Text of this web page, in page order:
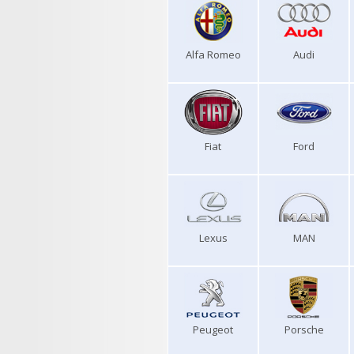
Alfa Romeo Audi
Fiat Ford
Lexus MAN
Peugeot Porsche